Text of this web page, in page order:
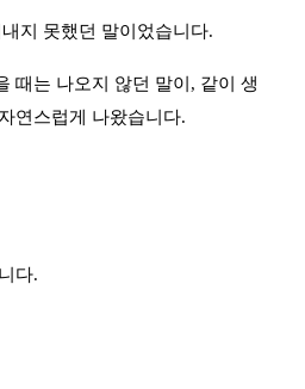
지 못했던 말이었습니다.
때는 나오지 않던 말이, 같이 생
연스럽게 나왔습니다.
다.